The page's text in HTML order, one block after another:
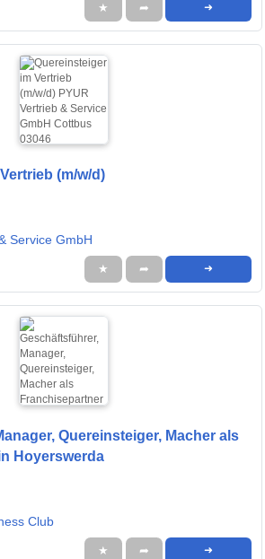
★ ➦ ➜
(m/w/d)
Service GmbH
★ ➦ ➜
Quereinsteiger, Macher als
Hoyerswerda
Club
★ ➦ ➜